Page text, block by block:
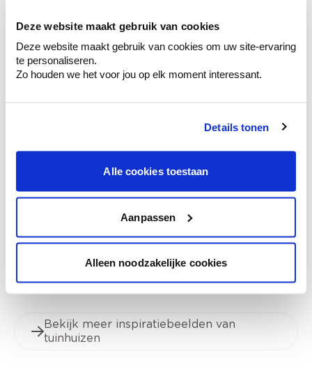
Deze website maakt gebruik van cookies
Deze website maakt gebruik van cookies om uw site-ervaring
te personaliseren.
Zo houden we het voor jou op elk moment interessant.
Details tonen
Alle cookies toestaan
Aanpassen
Alleen noodzakelijke cookies
Bekijk inspiratiebeeld
Suit
WE M57
Leaf
WE M154
Natural
Bark
Bekijk meer inspiratiebeelden van
tuinhuizen